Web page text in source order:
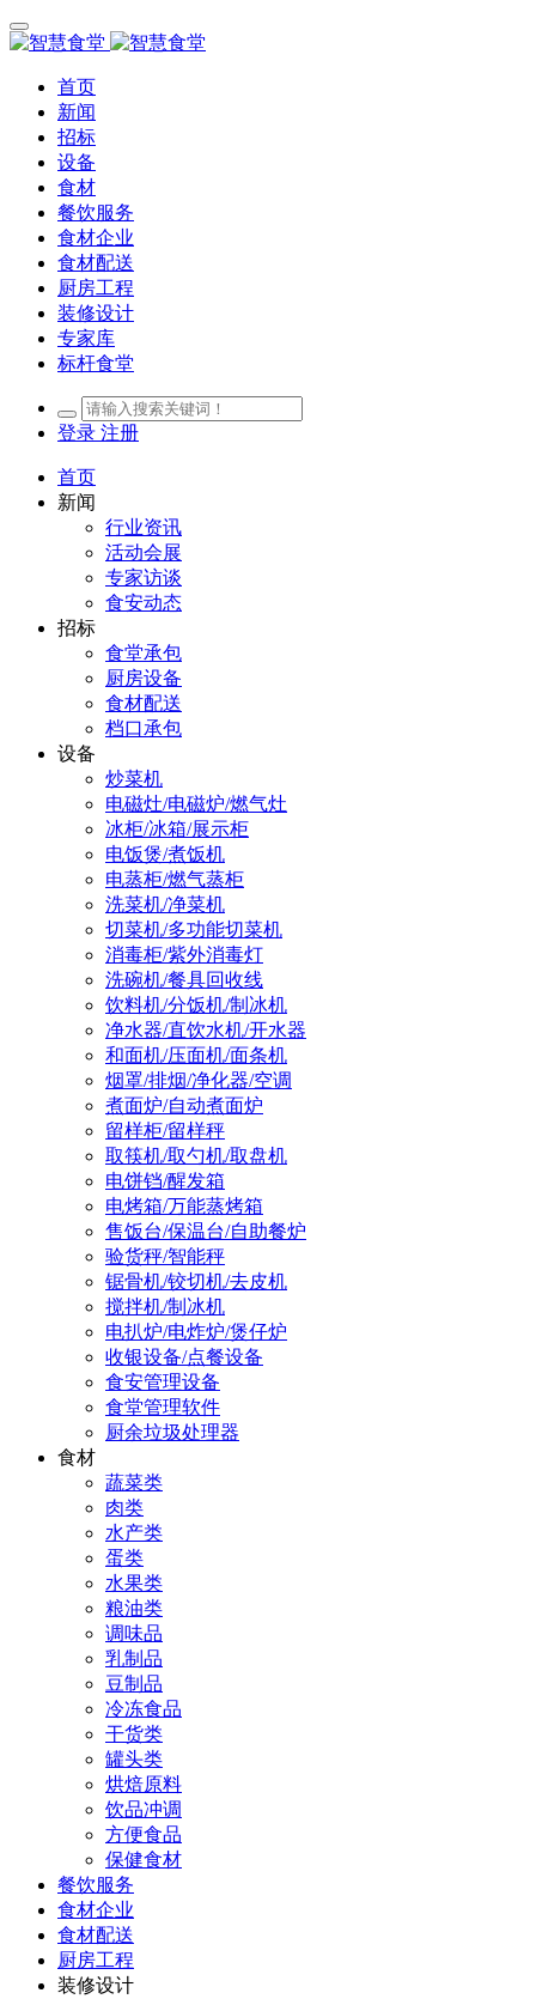
首页
新闻
招标
设备
食材
餐饮服务
食材企业
食材配送
厨房工程
装修设计
专家库
标杆食堂
登录 注册
首页
新闻
行业资讯
活动会展
专家访谈
食安动态
招标
食堂承包
厨房设备
食材配送
档口承包
设备
炒菜机
电磁灶/电磁炉/燃气灶
冰柜/冰箱/展示柜
电饭煲/煮饭机
电蒸柜/燃气蒸柜
洗菜机/净菜机
切菜机/多功能切菜机
消毒柜/紫外消毒灯
洗碗机/餐具回收线
饮料机/分饭机/制冰机
净水器/直饮水机/开水器
和面机/压面机/面条机
烟罩/排烟/净化器/空调
煮面炉/自动煮面炉
留样柜/留样秤
取筷机/取勺机/取盘机
电饼铛/醒发箱
电烤箱/万能蒸烤箱
售饭台/保温台/自助餐炉
验货秤/智能秤
锯骨机/铰切机/去皮机
搅拌机/制冰机
电扒炉/电炸炉/煲仔炉
收银设备/点餐设备
食安管理设备
食堂管理软件
厨余垃圾处理器
食材
蔬菜类
肉类
水产类
蛋类
水果类
粮油类
调味品
乳制品
豆制品
冷冻食品
干货类
罐头类
烘焙原料
饮品冲调
方便食品
保健食材
餐饮服务
食材企业
食材配送
厨房工程
装修设计